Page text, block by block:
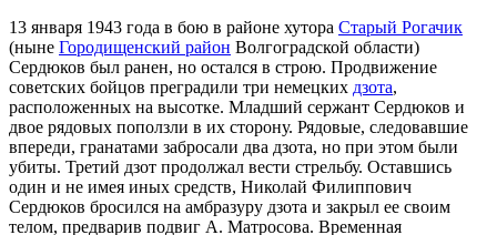
13 января 1943 года в бою в районе хутора Старый Рогачик
(ныне Городищенский район Волгоградской области)
Сердюков был ранен, но остался в строю. Продвижение
советских бойцов преградили три немецких дзота,
расположенных на высотке. Младший сержант Сердюков и
двое рядовых поползли в их сторону. Рядовые, следовавшие
впереди, гранатами забросали два дзота, но при этом были
убиты. Третий дзот продолжал вести стрельбу. Оставшись
один и не имея иных средств, Николай Филиппович
Сердюков бросился на амбразуру дзота и закрыл ее своим
телом, предварив подвиг А. Матросова. Временная